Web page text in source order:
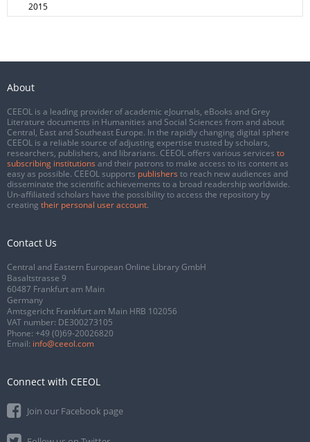
2015
About
CEEOL is a leading provider of academic eJournals, eBooks and Grey
Literature documents in Humanities and Social Sciences from and about
Central, East and Southeast Europe. In the rapidly changing digital sphere
CEEOL is a reliable source of adjusting expertise trusted by scholars,
researchers, publishers, and librarians. CEEOL offers various services to
subscribing institutions and their patrons to make access to its content as
easy as possible. CEEOL supports publishers to reach new audiences and
disseminate the scientific achievements to a broad readership worldwide.
Un-affiliated scholars have the possibility to access the repository by
creating their personal user account.
Contact Us
Central and Eastern European Online Library GmbH
Basaltstrasse 9
60487 Frankfurt am Main
Germany
Amtsgericht Frankfurt am Main HRB 102056
VAT number: DE300273105
Phone: +49 (0)69-20026820
Email: info@ceeol.com
Connect with CEEOL
Join our Facebook page